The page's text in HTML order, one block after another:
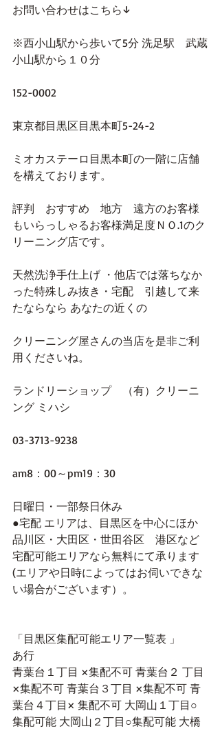
お問い合わせはこちら↓
※西小山駅から歩いて5分 洗足駅　武蔵
小山駅から１０分
152-0002
東京都目黒区目黒本町5-24-2
ミオカステーロ目黒本町の一階に店舗
を構えております。
評判　おすすめ　地方　遠方のお客様
もいらっしゃるお客様満足度ＮＯ.1のク
リーニング店です。
天然洗浄手仕上げ ・他店では落ちなか
った特殊しみ抜き・宅配　引越して来
たならなら あなたの近くの
クリーニング屋さんの当店を是非ご利
用くださいね。
ランドリーショップ　（有）クリーニ
ング ミハシ
03-3713-9238
am8：00～pm19：30
日曜日・一部祭日休み
●宅配 エリアは、目黒区を中心にほか
品川区・大田区・世田谷区　港区など
宅配可能エリアなら無料にて承ります
(エリアや日時によってはお伺いできな
い場合がございます）。
「目黒区集配可能エリア一覧表 」
あ行
青葉台１丁目 ×集配不可 青葉台２ 丁目
×集配不可 青葉台３丁目 ×集配不可 青
葉台４丁目× 集配不可 大岡山１丁目○
集配可能 大岡山２丁目○集配可能 大橋